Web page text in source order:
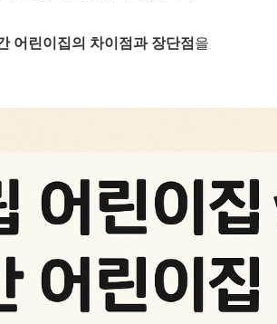
어린이집의 차이점과 장단점을